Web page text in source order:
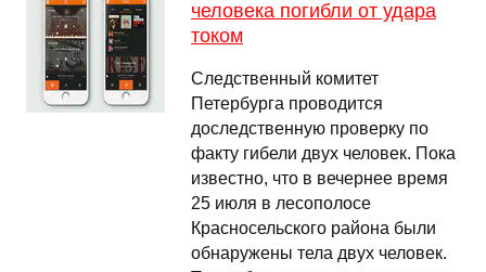
человека погибли от удара
током
Следственный комитет
Петербурга проводится
доследственную проверку по
факту гибели двух человек. Пока
известно, что в вечернее время
25 июля в лесополосе
Красносельского района были
обнаружены тела двух человек.